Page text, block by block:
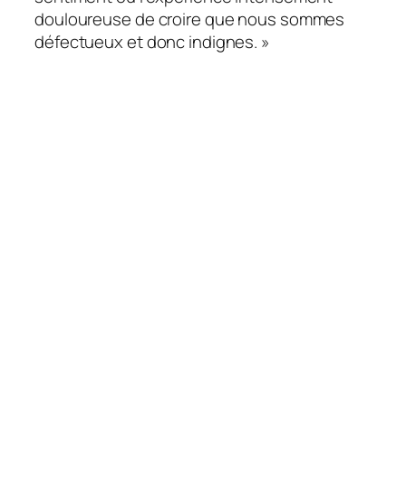
douloureuse de croire que nous sommes
défectueux et donc indignes. »